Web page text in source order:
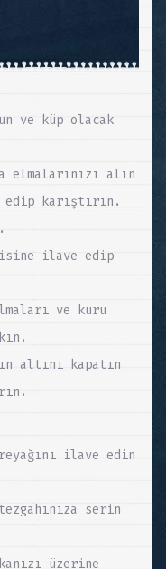
ve küp olacak
elmalarınızı alın
karıştırın.
ilave edip
ve kuru
altını kapatın
ilave edin
serin
üzerine